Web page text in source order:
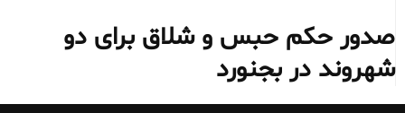
صدور حکم حبس و شلاق برای دو
شهروند در بجنورد